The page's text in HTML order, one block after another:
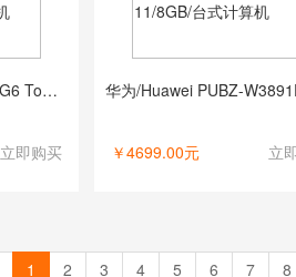
惠普/HP EliteDesk 880 G6 Tower PC-U303625205A 酷睿 I7-10700K/无/独立显卡/8G/512GB/2TB/Windows 10/32GB/台式计算机
立即购买 ￥4699.00元 立
1 2 3 4 5 6 7 8